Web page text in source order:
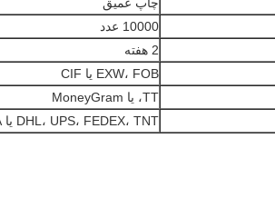
10000 عدد
2 هفته
EXW، FOB یا CIF
TT، یا MoneyGram
DHL، UPS، FEDEX، TNT یا SEA